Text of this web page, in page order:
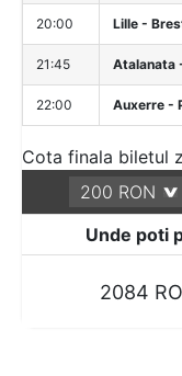
20:00 Lille -
21:45 Atalanata
22:00 Auxerre -
Cota finala biletul
Unde poti
2084